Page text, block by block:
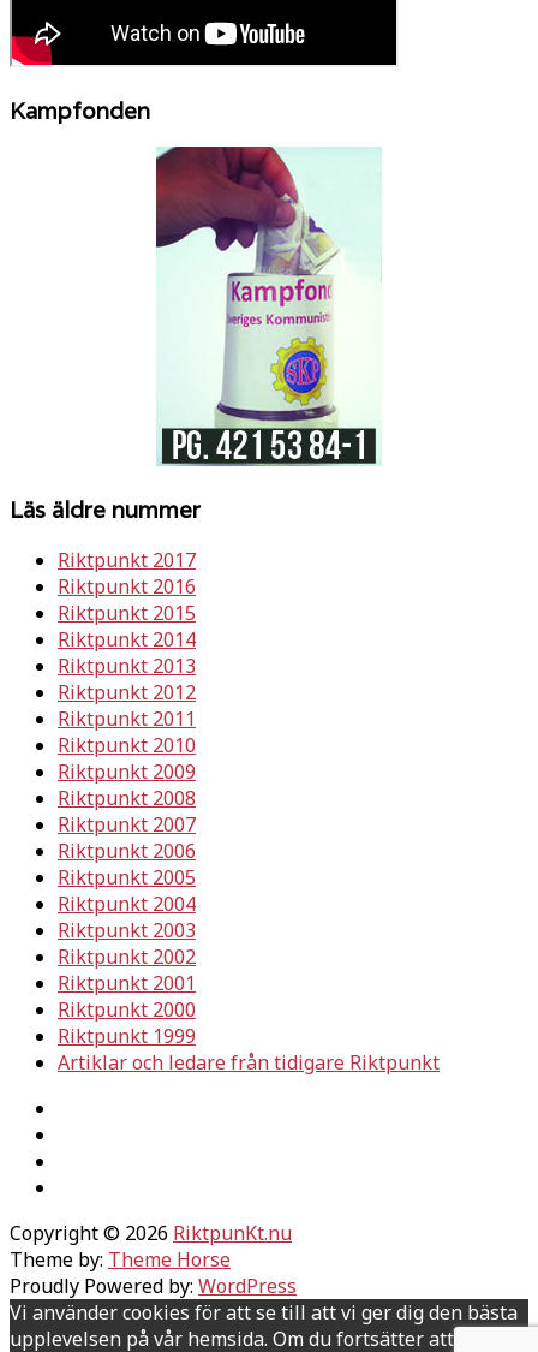
Kampfonden
Läs äldre nummer
Riktpunkt 2017
Riktpunkt 2016
Riktpunkt 2015
Riktpunkt 2014
Riktpunkt 2013
Riktpunkt 2012
Riktpunkt 2011
Riktpunkt 2010
Riktpunkt 2009
Riktpunkt 2008
Riktpunkt 2007
Riktpunkt 2006
Riktpunkt 2005
Riktpunkt 2004
Riktpunkt 2003
Riktpunkt 2002
Riktpunkt 2001
Riktpunkt 2000
Riktpunkt 1999
Artiklar och ledare från tidigare Riktpunkt
Copyright © 2026 RiktpunKt.nu
Theme by: Theme Horse
Proudly Powered by: WordPress
Vi använder cookies för att se till att vi ger dig den bästa
upplevelsen på vår hemsida. Om du fortsätter att